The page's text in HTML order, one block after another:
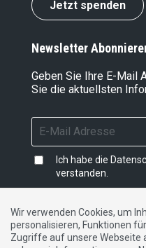
Jetzt spenden
Newsletter
Geben Sie Ihre E-Mail
Sie die aktuellsten
Ich habe die
verstanden.
Impressum|
Wir verwenden Cookies, um
personalisieren, Funktionen
Zugriffe auf unsere Webseite